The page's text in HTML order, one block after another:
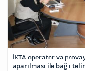
İKTA operator və
aparılması ilə bağlı